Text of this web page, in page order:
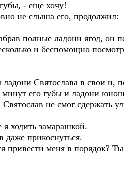
- еще хочу!
не слыша его, продолжил:
полные ладони ягод, он
и беспомощно
Святослава в свои и,
минут его губы и ладони
не смог сдержать
ходить замарашкой.
даже прикоснуться.
привести меня в порядок?